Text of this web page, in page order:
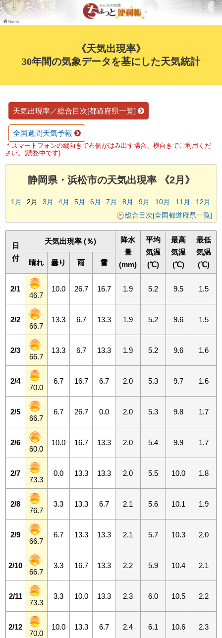
《天気出現率》
30年間の気象データを基にした天気統計
天気出現率／総合目次[都道府県一覧]
全国週間天気予報
＊スマートフォンの縦向きで右側がはみ出す場合、横向きでご利用くだ
さい。(調整中です)
静岡県・浜松市の天気出現率 《2月》
1月 2月 3月 4月 5月 6月 7月 8月 9月 10月 11月
12月
総合目次[全国都道府県一覧]
日
付
天気出現率 (％)
降水
量
(mm)
平均
気温
(℃)
最高
気温
(℃)
最低
気温
(℃)
晴れ 曇り 雨 雪
2/1
46.7
10.0 26.7 16.7 1.9 5.2 9.5 1.5
2/2
66.7
13.3 6.7 13.3 1.9 5.2 9.6 1.5
2/3
66.7
13.3 6.7 13.3 1.9 5.2 9.6 1.6
2/4
70.0
6.7 16.7 6.7 2.0 5.3 9.7 1.6
2/5
66.7
6.7 26.7 0.0 2.0 5.3 9.8 1.7
2/6
60.0
10.0 16.7 13.3 2.0 5.4 9.9 1.7
2/7
73.3
0.0 13.3 13.3 2.0 5.5 10.0 1.8
2/8
76.7
3.3 13.3 6.7 2.1 5.6 10.1 1.9
2/9
66.7
6.7 13.3 13.3 2.1 5.7 10.3 2.0
2/10
66.7
3.3 16.7 13.3 2.2 5.9 10.4 2.1
2/11
73.3
3.3 10.0 13.3 2.3 6.0 10.5 2.2
2/12
70.0
10.0 13.3 6.7 2.4 6.1 10.6 2.3